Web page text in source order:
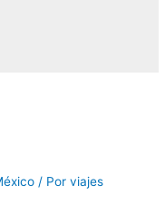
/ Porviajes